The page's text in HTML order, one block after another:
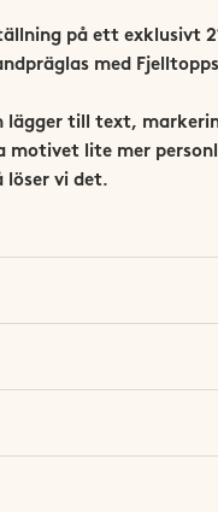
på ett exklusivt
med
lägger till text,
motivet lite mer
löser vi det.